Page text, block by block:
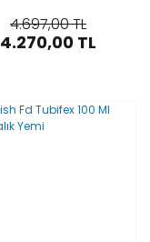
4.697,00 TL
4.270,00 TL